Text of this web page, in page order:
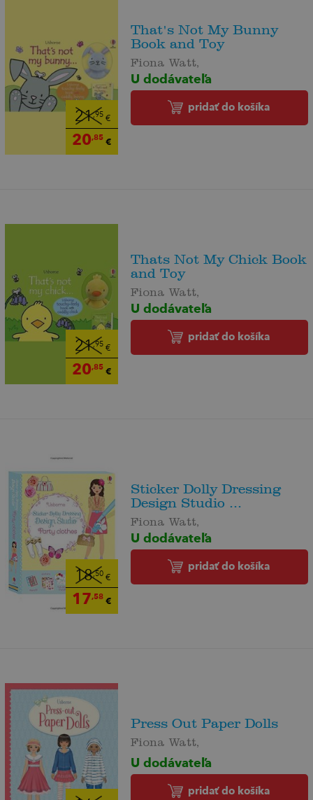
21,95€
20,85€
That's Not My Bunny
Book and Toy
Fiona Watt,
U dodávateľa
pridať do košíka
21,95€
20,85€
Thats Not My Chick Book
and Toy
Fiona Watt,
U dodávateľa
pridať do košíka
18,50€
17,58€
Sticker Dolly Dressing
Design Studio ...
Fiona Watt,
U dodávateľa
pridať do košíka
Press Out Paper Dolls
Fiona Watt,
U dodávateľa
pridať do košíka